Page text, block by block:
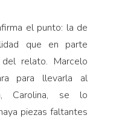
el punto: la de
que en parte
relato. Marcelo
para llevarla al
Carolina, se lo
piezas faltantes